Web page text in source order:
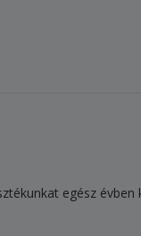
egész